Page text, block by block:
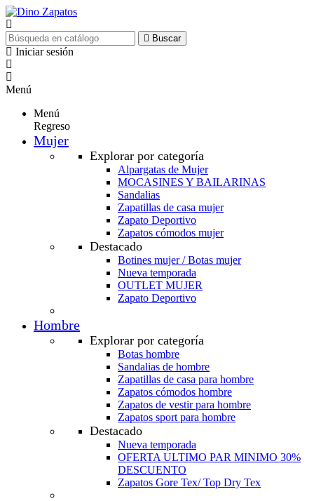
Buscar
Iniciar sesión
Menú
Menú
Regreso
Mujer
Explorar por categoría
Alpargatas de Mujer
MOCASINES Y BAILARINAS
Sandalias
Zapatillas de casa mujer
Zapato Deportivo
Zapatos cómodos mujer
Destacado
Botines mujer / Botas mujer
Nueva temporada
OUTLET MUJER
Zapato Deportivo
Hombre
Explorar por categoría
Botas hombre
Sandalias de hombre
Zapatillas de casa para hombre
Zapatos cómodos hombre
Zapatos de vestir para hombre
Zapatos sport para hombre
Destacado
Nueva temporada
OFERTA ULTIMO PAR MINIMO 30%
DESCUENTO
Zapatos Gore Tex/ Top Dry Tex